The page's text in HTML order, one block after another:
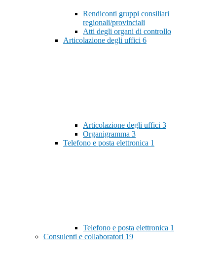
Rendiconti gruppi consiliari
regionali/provinciali
Atti degli organi di controllo
Articolazione degli uffici 6
Articolazione degli uffici 3
Organigramma 3
Telefono e posta elettronica 1
Telefono e posta elettronica 1
Consulenti e collaboratori 19